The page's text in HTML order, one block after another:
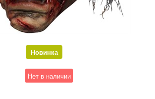
Новинка
Нет в наличии